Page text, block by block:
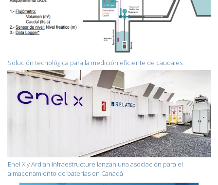
Solución tecnológica para la medición eficiente de caudales
Enel X y Ardian Infraestructure lanzan una asociación para el
almacenamiento de baterías en Canadá